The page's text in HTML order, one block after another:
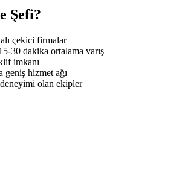
Şefi?
çekici firmalar
30 dakika ortalama varış
imkanı
geniş hizmet ağı
olan ekipler